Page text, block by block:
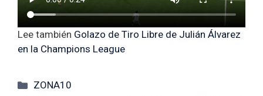
Lee también Golazo de Tiro Libre de Julián Álvarez
en la Champions League
Categorías
ZONA10